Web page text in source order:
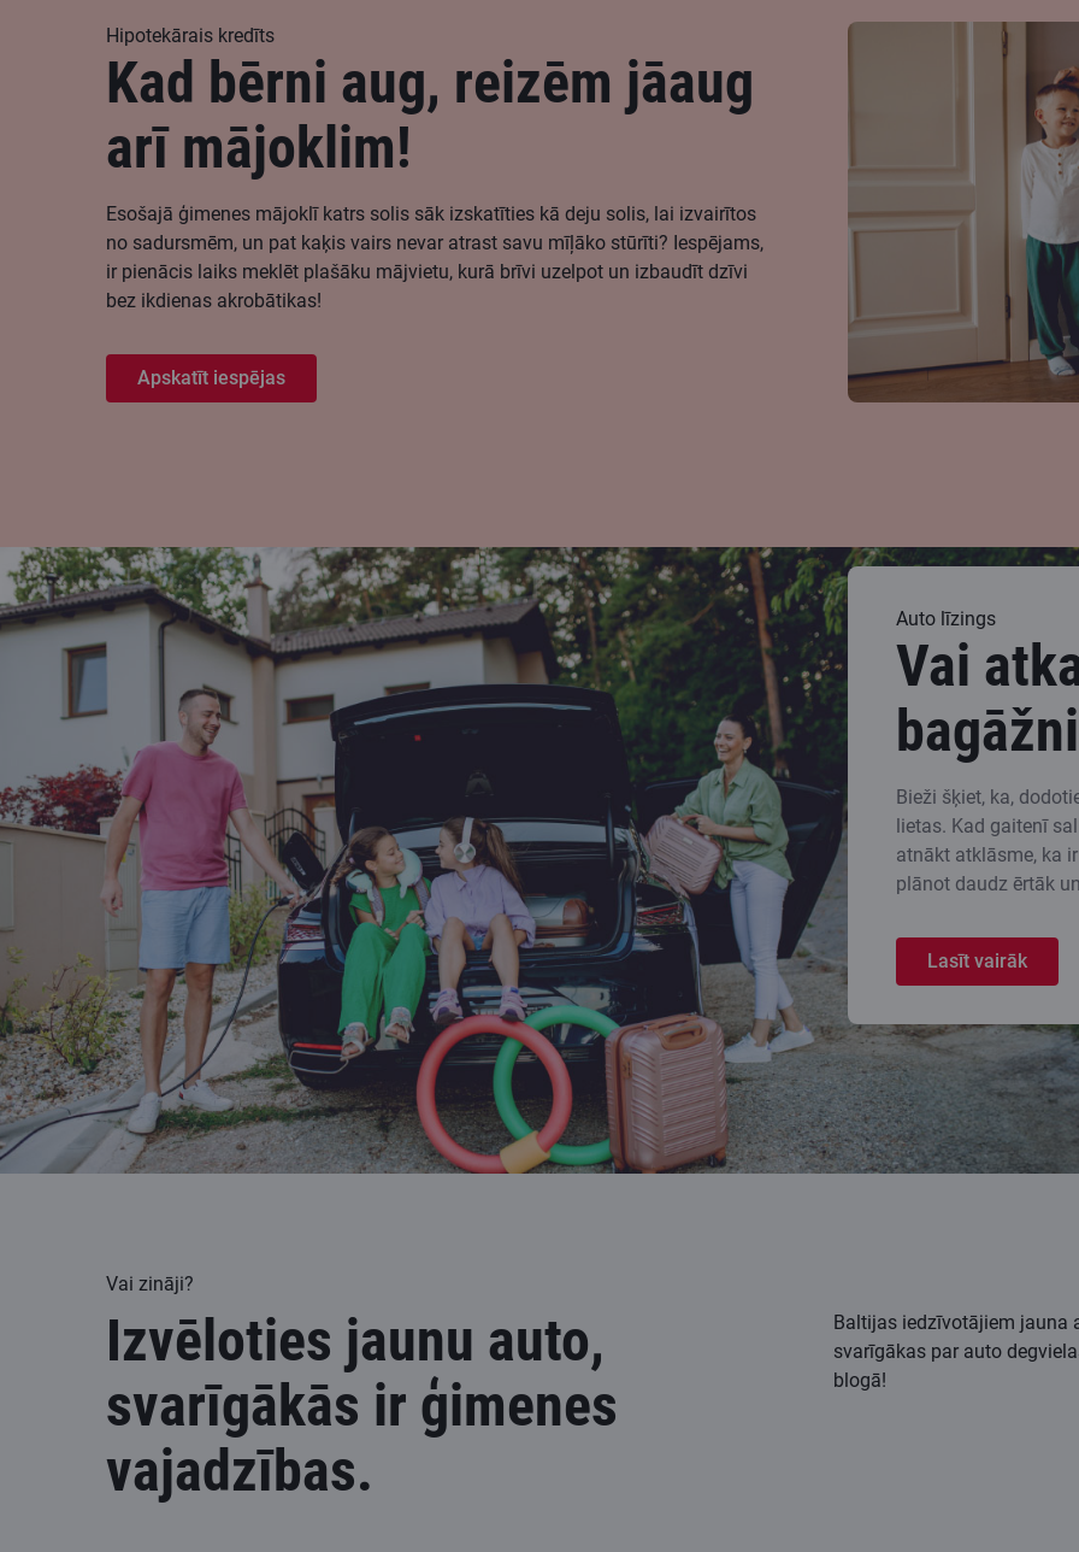
Hipotekārais kredīts
Kad bērni aug, reizēm jāaug
arī mājoklim!
Esošajā ģimenes mājoklī katrs solis sāk izskatīties kā deju solis, lai izvairītos
no sadursmēm, un pat kaķis vairs nevar atrast savu mīļāko stūrīti? Iespējams,
ir pienācis laiks meklēt plašāku mājvietu, kurā brīvi uzelpot un izbaudīt dzīvi
bez ikdienas akrobātikas!
Apskatīt iespējas
Auto līzings
Vai
Bieži šķiet, ka,
lietas. Kad gaitenī
atnākt atklāsme, ka
plānot daudz ērtāk
Lasīt vairāk
Vai zināji?
Izvēloties jaunu auto,
svarīgākās ir ģimenes
vajadzības.
Baltijas iedzīvotājiem jauna
svarīgākas par auto
blogā!